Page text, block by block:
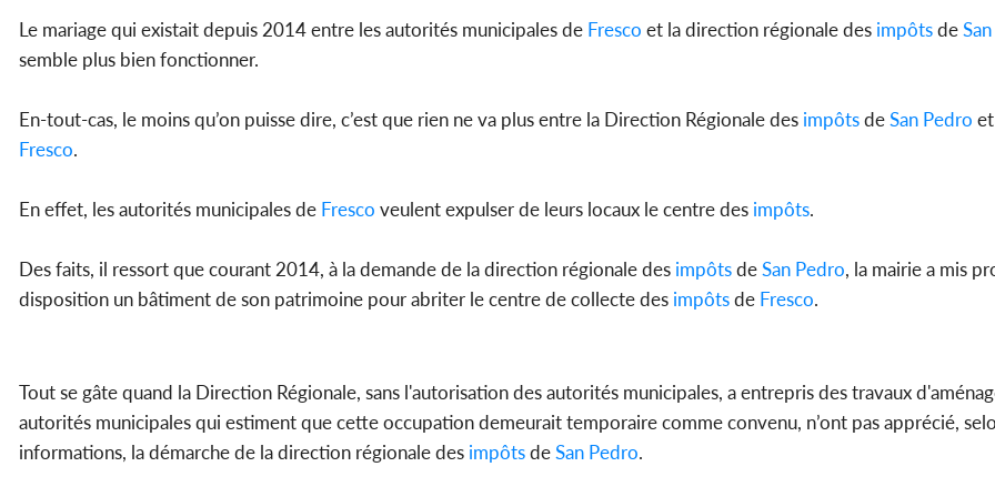
Le mariage qui existait depuis 2014 entre les autorités municipales de Fresco et la direction régionale des impôtsde
semble plus bien fonctionner.
En-tout-cas, le moins qu’on puisse dire, c’est que rien ne va plus entre la Direction Régionale des impôtsdeSan Pedro
Fresco.
En effet, les autorités municipales de Fresco veulent expulser de leurs locaux le centre des impôts.
Des faits, il ressort que courant 2014, à la demande de la direction régionale des impôtsdeSan Pedro, la mairie a mis
disposition un bâtiment de son patrimoine pour abriter le centre de collecte des impôtsde Fresco.
Tout se gâte quand la Direction Régionale, sans l'autorisation des autorités municipales, a entrepris des travaux
autorités municipales qui estiment que cette occupation demeurait temporaire comme convenu, n’ont pas apprécié,
informations, la démarche de la direction régionale des impôtsdeSan Pedro.